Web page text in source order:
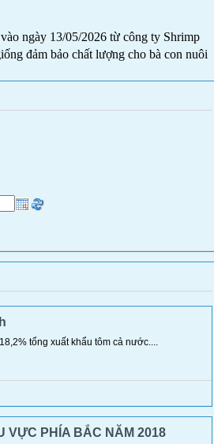
ngày 13/05/2026 từ công ty Shrimp
đảm bảo chất lượng cho bà con nuôi
tổng xuất khẩu tôm cả nước....
VỰC PHÍA BẮC NĂM 2018